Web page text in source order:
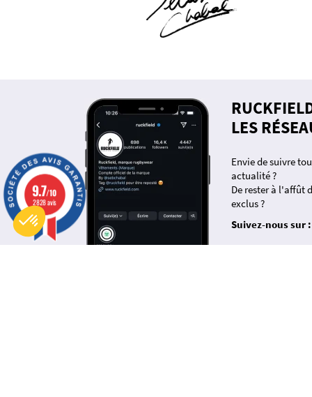
LES
Envie de suivre
actualité ?
De rester à l'affût
exclus ?
Suivez-nous sur :
9.7/10
2828 avis
Axeptio consent
Plateforme de Gestion du Consentement : Personnalisez vos Options
Notre plateforme vous permet d'adapter et de gérer vos paramètres de confidentialité, en garantissant